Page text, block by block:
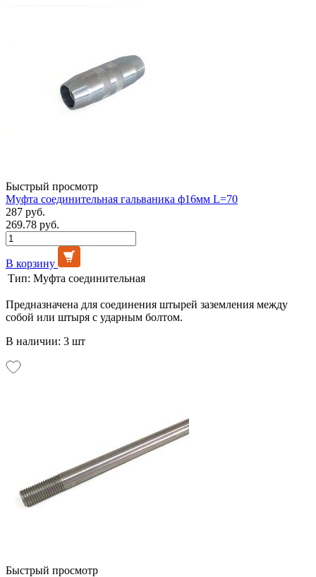
Быстрый просмотр
Муфта соединительная гальваника ф16мм L=70
287 руб.
269.78 руб.
В корзину
Тип: Муфта соединительная
Предназначена для соединения штырей заземления между
собой или штыря с ударным болтом.
В наличии: 3 шт
Быстрый просмотр